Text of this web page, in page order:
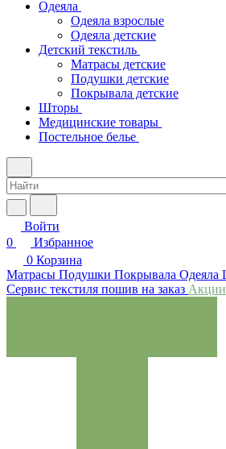
Одеяла
Одеяла взрослые
Одеяла детские
Детский текстиль
Матрасы детские
Подушки детские
Покрывала детские
Шторы
Медицинские товары
Постельное белье
Войти
0
Избранное
0 Корзина
Матрасы Подушки Покрывала Одеяла
Сервис текстиля пошив на заказ Акции